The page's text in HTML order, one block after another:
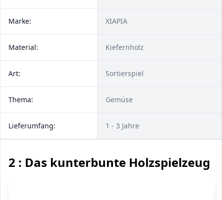
Marke: XIAPIA
Material: Kiefernholz
Art: Sortierspiel
Thema: Gemüse
Lieferumfang: ‎1 - 3 Jahre
2 : Das kunterbunte Holzspielzeug